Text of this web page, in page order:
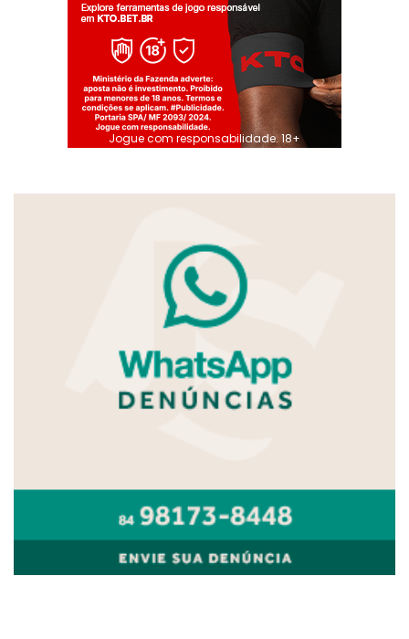
Jogue com responsabilidade. 18+